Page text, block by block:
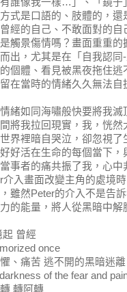
式是口語的、肢體的，
經的自己、不敢面對的
觸景傷情嗎？畫面重重
出，尤其是在「自我認
個體、看見被黑夜拖住
在當時的情緒久久無法自
緒如同海嘯般快要將我
將我拉回現實，我，恍
界裡暗自哭泣，卻忽視
好活在生命的每個當下
事者的痛共振了我，心
介入畫面改變主角的處境
雖然Peter的介入不是告
的能量，將人從黑暗中
起 曾經
once
、痛苦 逃不開的黑暗迷離
of the fear and
轉阿轉